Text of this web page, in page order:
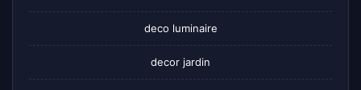
deco luminaire
decor jardin